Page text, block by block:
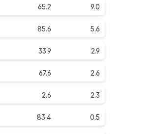
65.2 9.0
85.6 5.6
33.9 2.9
67.6 2.6
2.6 2.3
83.4 0.5